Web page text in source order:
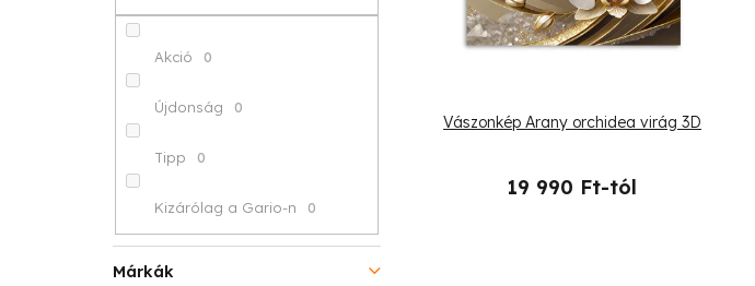
p
a
e
Akció 0
Újdonság 0
Tipp 0
Kizárólag a Gario-n 0
Márkák
Vászonkép Arany orchidea virág 3D
19 990 Ft-tól